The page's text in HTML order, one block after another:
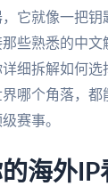
它就像一把钥
些熟悉的中
细拆解如何选
哪个角落，
赛事。
海外IP